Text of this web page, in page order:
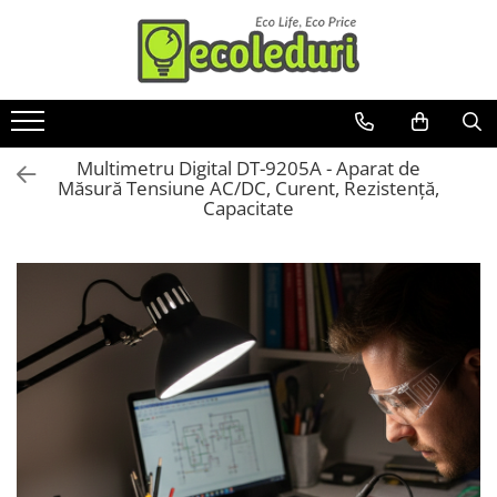
Toate Produsele
Banda LED
Becuri & lampi led cu fasung
Ghirlande luminoase
Modul Led pentru aplica
Tub Neon Fluorescent (Clasic)
Tub Neon LED
Multimetru Digital DT-9205A - Aparat de
Măsură Tensiune AC/DC, Curent, Rezistență,
Capacitate